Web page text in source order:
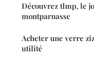
Découvrez tlmp, le
montparnasse
Acheter une verre
utilité